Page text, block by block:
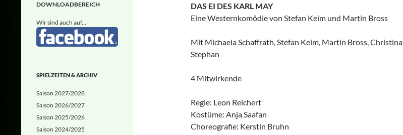
DAS EI DES KARL MAY
Eine Westernkomödie von Stefan Keim und Martin Bross
Mit Michaela Schaffrath, Stefan Keim, Martin Bross, Christina
Stephan
4 Mitwirkende
Regie: Leon Reichert
Kostüme: Anja Saafan
Choreografie: Kerstin Bruhn
DOWNLOADBEREICH
Wir sind auch auf...
SPIELZEITEN & ARCHIV
Saison 2027/2028
Saison 2026/2027
Saison 2025/2026
Saison 2024/2025